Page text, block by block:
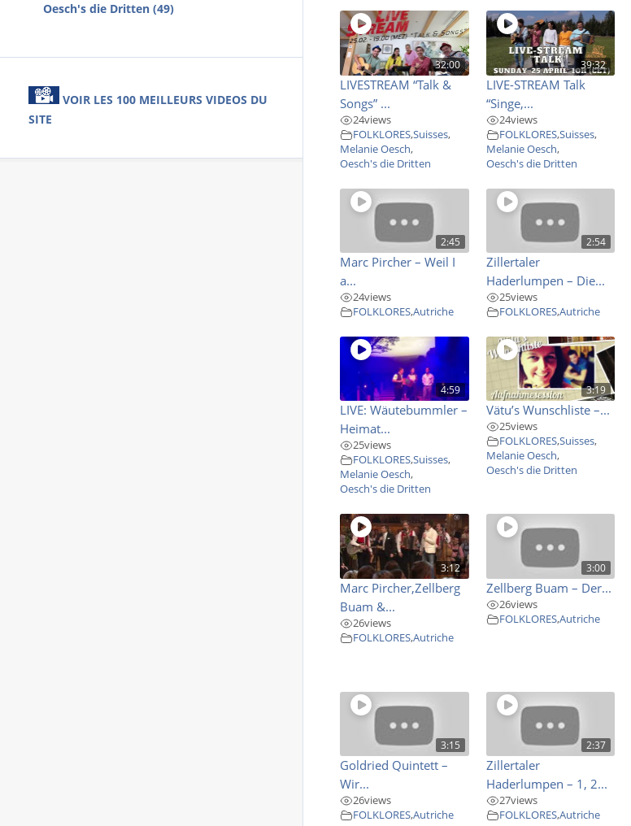
Oesch's die Dritten (49)
VOIR LES 100 MEILLEURS VIDEOS DU
SITE
32:00
LIVESTREAM “Talk &
Songs” ...
24views
FOLKLORES,Suisses,
Melanie Oesch,
Oesch's die Dritten
39:32
LIVE-STREAM Talk
“Singe,...
24views
FOLKLORES,Suisses,
Melanie Oesch,
Oesch's die Dritten
2:45
Marc Pircher – Weil I
a...
24views
FOLKLORES,Autriche
2:54
Zillertaler
Haderlumpen – Die...
25views
FOLKLORES,Autriche
4:59
LIVE: Wäutebummler –
Heimat...
25views
FOLKLORES,Suisses,
Melanie Oesch,
Oesch's die Dritten
3:19
Vätu’s Wunschliste –...
25views
FOLKLORES,Suisses,
Melanie Oesch,
Oesch's die Dritten
3:12
Marc Pircher,Zellberg
Buam &...
26views
FOLKLORES,Autriche
3:00
Zellberg Buam – Der...
26views
FOLKLORES,Autriche
3:15
Goldried Quintett –
Wir...
26views
FOLKLORES,Autriche
2:37
Zillertaler
Haderlumpen – 1, 2...
27views
FOLKLORES,Autriche